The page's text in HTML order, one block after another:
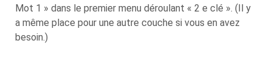
Mot 1 » dans le premier menu déroulant « 2 e clé ». (Il y
a même place pour une autre couche si vous en avez
besoin.)